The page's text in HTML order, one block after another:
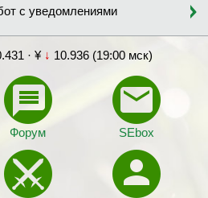
с уведомлениями
· ¥ ↓ 10.936 (19:00 мск)
Форум SEbox